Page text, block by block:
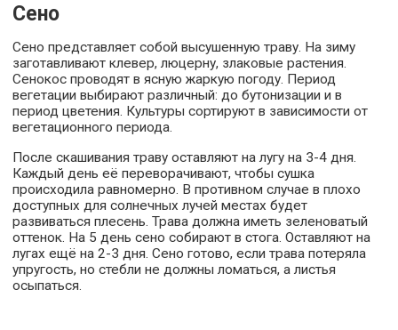
Сено
Сено представляет собой высушенную траву. На зиму
заготавливают клевер, люцерну, злаковые растения.
Сенокос проводят в ясную жаркую погоду. Период
вегетации выбирают различный: до бутонизации и в
период цветения. Культуры сортируют в зависимости от
вегетационного периода.
После скашивания траву оставляют на лугу на 3-4 дня.
Каждый день её переворачивают, чтобы сушка
происходила равномерно. В противном случае в плохо
доступных для солнечных лучей местах будет
развиваться плесень. Трава должна иметь зеленоватый
оттенок. На 5 день сено собирают в стога. Оставляют на
лугах ещё на 2-3 дня. Сено готово, если трава потеряла
упругость, но стебли не должны ломаться, а листья
осыпаться.